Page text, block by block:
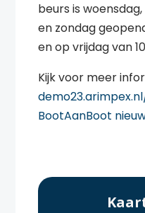
beurs is
en zondag
en op vrijdag van
Kijk voor meer
BootAanBoot